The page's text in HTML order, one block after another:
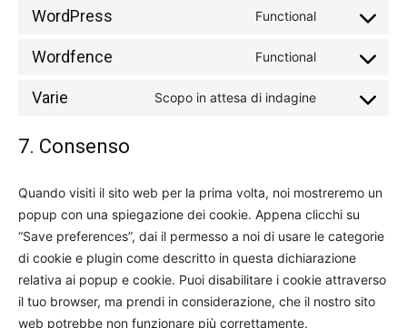
service
WordPress Functional
Consent
service
Wordfence Functional
Consent
service
Varie Scopo in attesa di indagine
Consent
7. Consenso
Quando visiti il sito web per la prima volta, noi mostreremo un
popup con una spiegazione dei cookie. Appena clicchi su
“Save preferences”, dai il permesso a noi di usare le categorie
di cookie e plugin come descritto in questa dichiarazione
relativa ai popup e cookie. Puoi disabilitare i cookie attraverso
il tuo browser, ma prendi in considerazione, che il nostro sito
web potrebbe non funzionare più correttamente.